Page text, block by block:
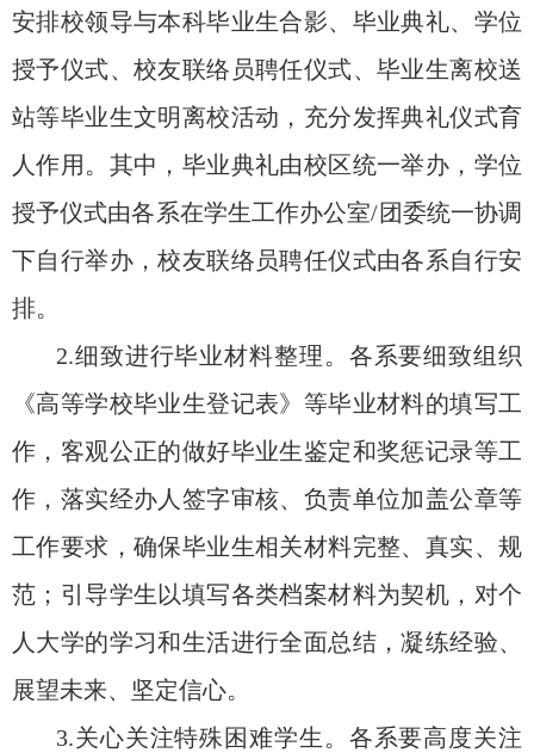
安排校领导与本科毕业生合影、毕业典礼、学位
授予仪式、校友联络员聘任仪式、毕业生离校送
站等毕业生文明离校活动，充分发挥典礼仪式育
人作用。其中，毕业典礼由校区统一举办，学位
授予仪式由各系在学生工作办公室/团委统一协调
下自行举办 ，校友联络员聘任仪式由各系自行安
排。
2.细致进行毕业材料整理。各系要细致组织
《高等学校毕业生登记表》等毕业材料的填写工
作，客观公正的做好毕业生鉴定和奖惩记录等工
作，落实经办人签字审核、负责单位加盖公章等
工作要求，确保毕业生相关材料完整、真实、规
范；引导学生以填写各类档案材料为契机，对个
人大学的学习和生活进行全面总结，凝练经验、
展望未来、坚定信心。
3.关心关注特殊困难学生。各系要高度关注